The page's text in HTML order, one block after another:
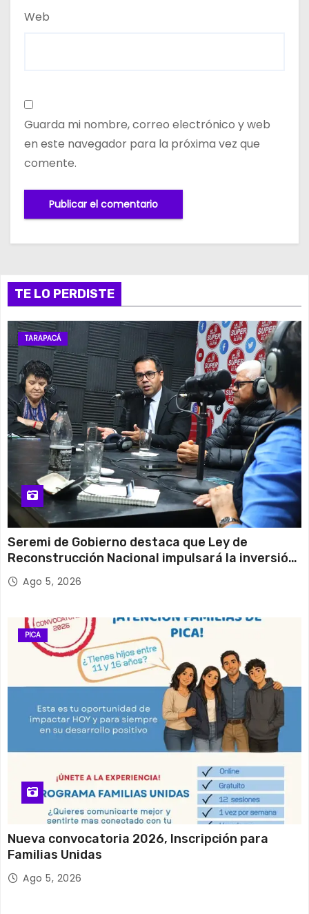
Web
Guarda mi nombre, correo electrónico y web
en este navegador para la próxima vez que
comente.
TE LO PERDISTE
TARAPACÁ
Seremi de Gobierno destaca que Ley de
Reconstrucción Nacional impulsará la inversión
y el empleo en Tarapacá
Ago 5, 2026
PICA
Nueva convocatoria 2026, Inscripción para
Familias Unidas
Ago 5, 2026